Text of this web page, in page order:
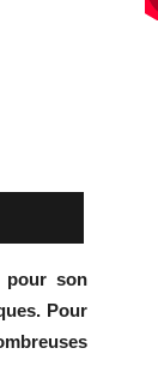
pour son
Pour